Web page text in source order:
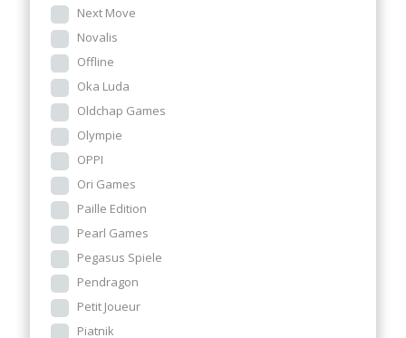
Next Move
Novalis
Offline
Oka Luda
Oldchap Games
Olympie
OPPI
Ori Games
Paille Edition
Pearl Games
Pegasus Spiele
Pendragon
Petit Joueur
Piatnik